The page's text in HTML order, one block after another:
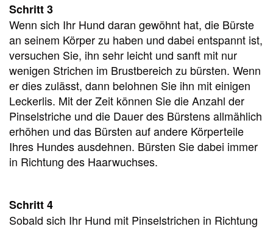
Schritt 3
Wenn sich Ihr Hund daran gewöhnt hat, die Bürste
an seinem Körper zu haben und dabei entspannt ist,
versuchen Sie, ihn sehr leicht und sanft mit nur
wenigen Strichen im Brustbereich zu bürsten. Wenn
er dies zulässt, dann belohnen Sie ihn mit einigen
Leckerlis. Mit der Zeit können Sie die Anzahl der
Pinselstriche und die Dauer des Bürstens allmählich
erhöhen und das Bürsten auf andere Körperteile
Ihres Hundes ausdehnen. Bürsten Sie dabei immer
in Richtung des Haarwuchses.
Schritt 4
Sobald sich Ihr Hund mit Pinselstrichen in Richtung